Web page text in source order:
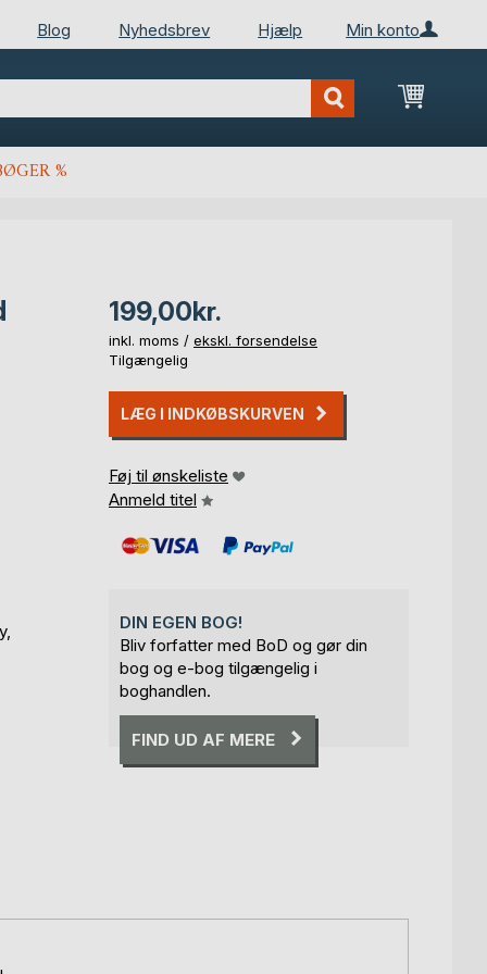
Min konto
Blog Nyhedsbrev Hjælp
Min
%
199,00kr.
inkl. moms / ekskl. forsendelse
Tilgængelig
LÆG I INDKØBSKURVEN
Føj til ønskeliste
Anmeld titel
DIN EGEN BOG!
Bliv forfatter med BoD og gør din
bog og e-bog tilgængelig i
boghandlen.
FIND UD AF MERE